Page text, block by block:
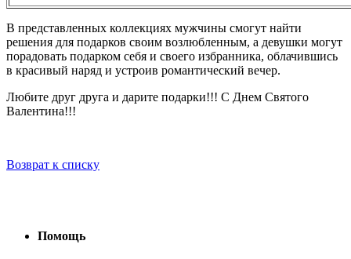
В представленных коллекциях мужчины смогут найти
решения для подарков своим возлюбленным, а девушки могут
порадовать подарком себя и своего избранника, облачившись
в красивый наряд и устроив романтический вечер.
Любите друг друга и дарите подарки!!! С Днем Святого
Валентина!!!
Возврат к списку
Помощь